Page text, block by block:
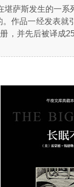
堪萨斯发生的一
。作品一经发表就
，并先后被译成